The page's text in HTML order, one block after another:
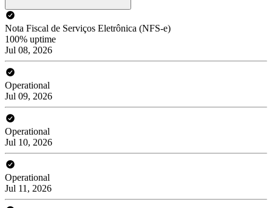
Nota Fiscal de Serviços Eletrônica (NFS-e)
100% uptime
Jul 08, 2026
Operational
Jul 09, 2026
Operational
Jul 10, 2026
Operational
Jul 11, 2026